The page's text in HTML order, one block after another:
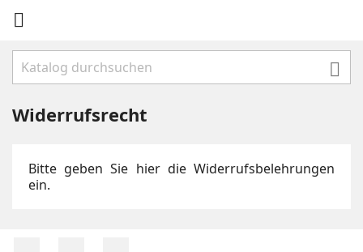


Widerrufsrecht
Bitte geben Sie hier die Widerrufsbelehrungen
ein.